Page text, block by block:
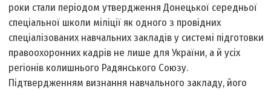
роки стали періодом утвердження Донецької середньої
спеціальної школи міліції як одного з провідних
спеціалізованих навчальних закладів у системі підготовки
правоохоронних кадрів не лише для України, а й усіх
регіонів колишнього Радянського Союзу.
Підтвердженням визнання навчального закладу, його